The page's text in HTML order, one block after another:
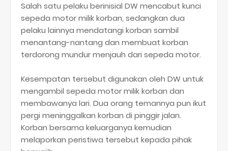
Salah satu pelaku berinisial DW mencabut kunci
sepeda motor milik korban, sedangkan dua
pelaku lainnya mendatangi korban sambil
menantang-nantang dan membuat korban
terdorong mundur menjauh dari sepeda motor.
Kesempatan tersebut digunakan oleh DW untuk
mengambil sepeda motor milik korban dan
membawanya lari. Dua orang temannya pun ikut
pergi meninggalkan korban di pinggir jalan.
Korban bersama keluarganya kemudian
melaporkan peristiwa tersebut kepada pihak